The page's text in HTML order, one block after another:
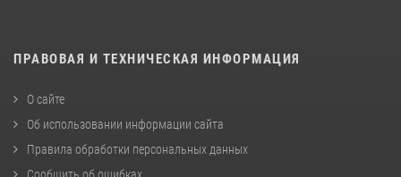
ПРАВОВАЯ И ТЕХНИЧЕСКАЯ ИНФОРМАЦИЯ
О сайте
Об использовании информации сайта
Правила обработки персональных данных
Сообщить об ошибках